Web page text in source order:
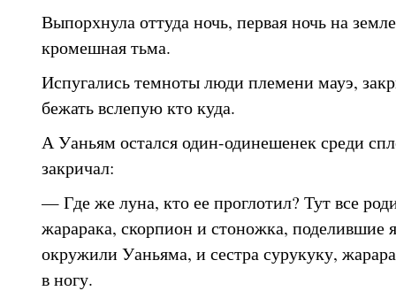
Выпорхнула оттуда ночь, первая ночь на
кромешная тьма.
Испугались темноты люди племени мауэ,
бежать вслепую кто куда.
А Уаньям остался один-одинешенек среди
закричал:
— Где же луна, кто ее проглотил? Тут все
жарарака, скорпион и стоножка,
окружили Уаньяма, и сестра сурукуку,
в ногу.